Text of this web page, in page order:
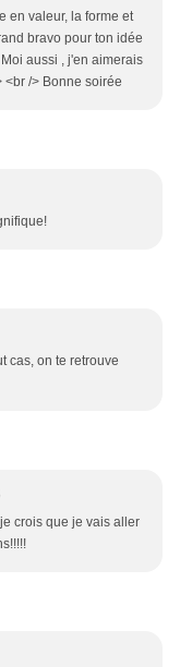
en valeur, la forme et
bravo pour ton idée
aussi , j'en aimerais
<br /> Bonne soirée
cas, on te retrouve
crois que je vais aller